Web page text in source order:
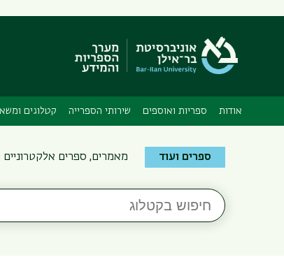
אודות ספריות ואוספים שירותי הספרייה קטלוגים
Search
Bar-
Ilan
ספרים ועוד מאמרים, ספרים אלקטרוניים
חיפוש
בקטלוג